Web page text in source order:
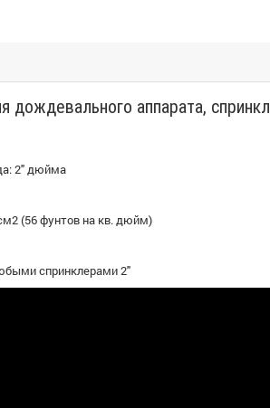
дождевального аппарата,
2" дюйма
(56 фунтов на кв. дюйм)
спринклерами 2"